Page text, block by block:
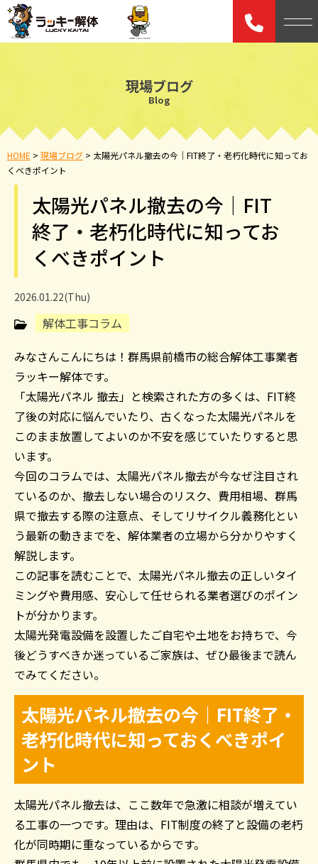
現場ブログ
Blog
HOME > 現場ブログ > 太陽光パネル撤去の今｜FIT終了・老朽化時代に知ってお
くべきポイント
太陽光パネル撤去の今｜FIT
終了・老朽化時代に知ってお
くべきポイント
2026.01.22(Thu)
解体工事コラム
みなさんこんにちは！群馬県前橋市の総合解体工事業者
ラッキー解体です。
「太陽光パネル 撤去」と検索された方の多くは、FIT終
了後の対応に悩んでいたり、古くなった太陽光パネルを
このまま放置してよいのか不安を感じていたりすると思
います。
今回のコラムでは、太陽光パネル撤去が今なぜ注目され
ているのか、撤去しない場合のリスク、費用相場、群馬
県で撤去する際の注意点、そしてリサイクル義務化とい
う最新の動きまでを、解体業者の立場から分かりやすく
解説します。
この記事を読むことで、太陽光パネル撤去の正しいタイ
ミングや費用感、安心して任せられる業者選びのポイン
トが分かります。
太陽光発電設備を設置したご自宅や土地をお持ちで、今
後どうすべきか迷っているご家族は、ぜひ最後まで読ん
でみてください。
太陽光パネル撤去の今｜FIT終了・
老朽化時代に知っておくべきポイ
ント
太陽光パネル撤去は、ここ数年で急激に相談が増えてい
る工事の一つです。理由は、FIT制度の終了と設備の老朽
化が同時期に重なっているからです。